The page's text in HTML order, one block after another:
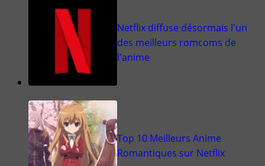
Netflix diffuse désormais l'un
des meilleurs romcoms de
l'anime
Top 10 Meilleurs Anime
Romantiques sur Netflix